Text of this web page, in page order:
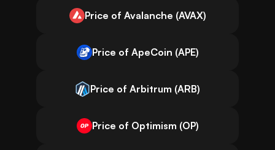
Price of Avalanche (AVAX)
Price of ApeCoin (APE)
Price of Arbitrum (ARB)
Price of Optimism (OP)